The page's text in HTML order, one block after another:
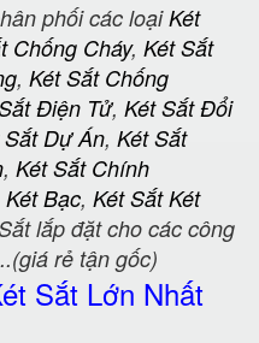
phối các loạiKét
Chống Cháy, Két Sắt
, Két Sắt Chống
Điện Tử, Két Sắt Đổi
Sắt Dự Án, Két Sắt
, Két Sắt Chính
Két Bạc, Két Sắt Két
lắp đặt cho các công
rẻ tận gốc)
Sắt Lớn Nhất